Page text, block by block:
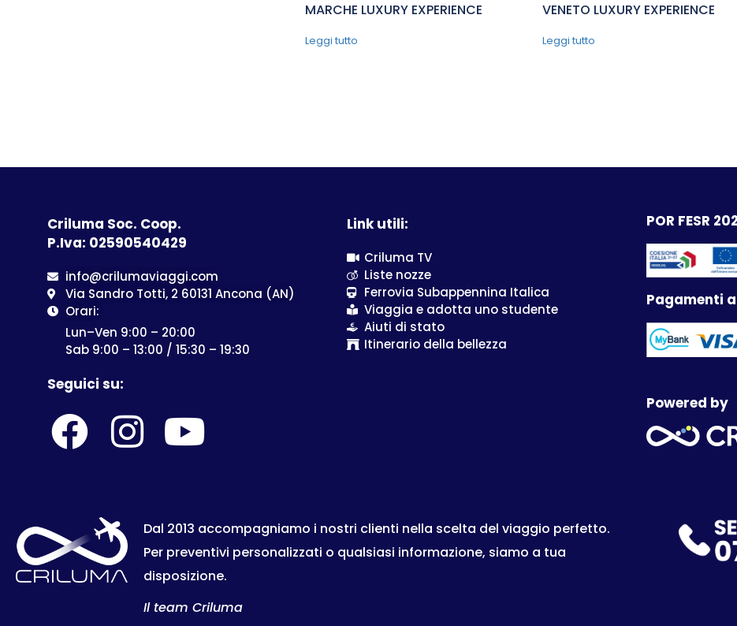
MARCHE LUXURY EXPERIENCE
Leggi tutto
VENETO LUXURY EXPERIENCE
Leggi tutto
Criluma Soc. Coop.
P.Iva: 02590540429
info@crilumaviaggi.com
Via Sandro Totti, 2 60131 Ancona (AN)
Orari:
Lun–Ven 9:00 – 20:00
Sab 9:00 – 13:00 / 15:30 – 19:30
Seguici su:
Link utili:
Criluma TV
Liste nozze
Ferrovia Subappennina Italica
Viaggia e adotta uno studente
Aiuti di stato
Itinerario della bellezza
POR FESR
Pagamenti
Powered by
Dal 2013 accompagniamo i nostri clienti nella scelta del viaggio perfetto.
Per preventivi personalizzati o qualsiasi informazione, siamo a tua
disposizione.
Il team Criluma